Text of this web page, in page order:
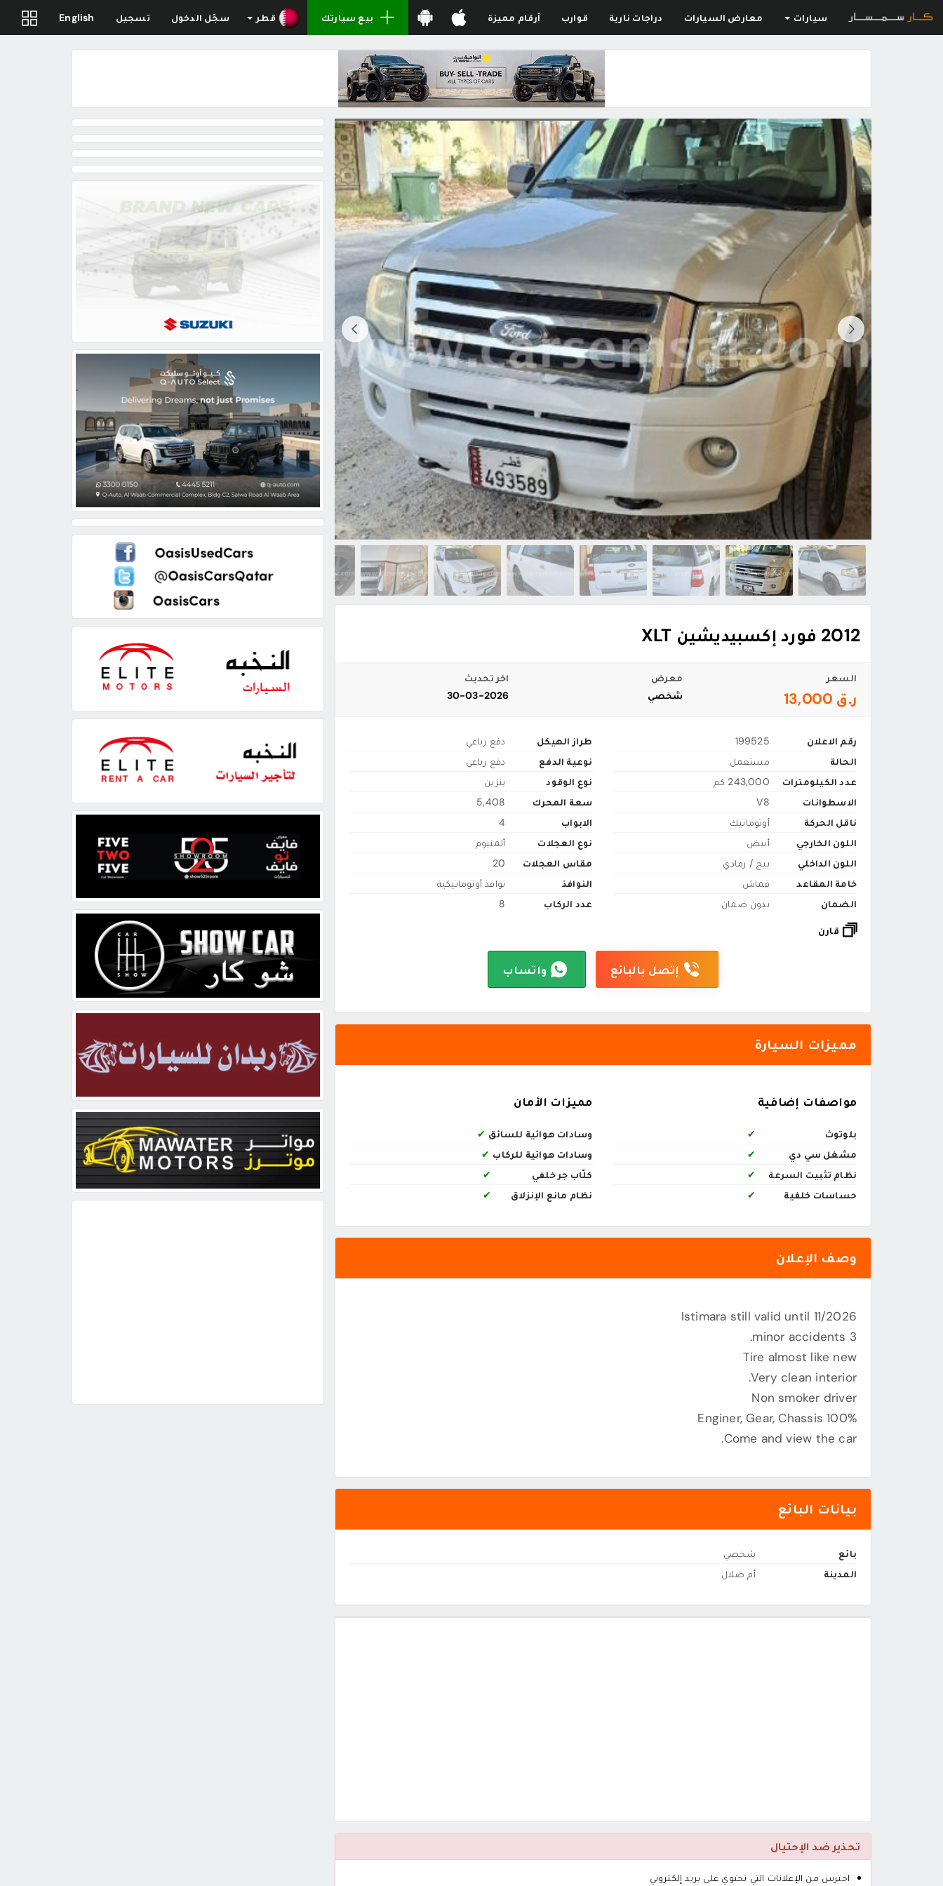
سيارات معارض السيارات دراجات نارية قوارب أرقام مميزة بيع سيارتك قطر سجّل الدخول تسجيل English
2012 فورد إكسبيديشين XLT
السعر
ر.ق 13,000
معرض
شخصي
اخر تحديث
30-03-2026
رقم الاعلان
199525
الحالة
مستعمل
عدد الكيلومترات
243,000 كم
الاسطوانات
V8
ناقل الحركة
أوتوماتيك
اللون الخارجي
أبيض
اللون الداخلي
بيج / رمادي
خامة المقاعد
قماش
الضمان
بدون ضمان
طراز الهيكل
دفع رباعي
نوعية الدفع
دفع رباعي
نوع الوقود
بنزين
سعة المحرك
5,408
الابواب
4
نوع العجلات
ألمنيوم
مقاس العجلات
20
النوافذ
نوافذ أوتوماتيكية
عدد الركاب
8
قارن
إتصل بالبائع واتساب
مميزات السيارة
مواصفات إضافية
بلوتوث
✔
مشغل سي دي
✔
نظام تثبيت السرعة
✔
حساسات خلفية
✔
مميزات الأمان
وسادات هوائية للسائق ✔
وسادات هوائية للركاب ✔
كلّاب جر خلفي
✔
نظام مانع الإنزلاق
✔
وصف الإعلان
Istimara still valid until 11/2026
3 minor accidents.
Tire almost like new
Very clean interior.
Non smoker driver
Enginer, Gear, Chassis 100%
Come and view the car.
بيانات البائع
بائع
شخصي
المدينة
أم صلال
تحذير ضد الإحتيال
احترس من الإعلانات التي تحتوي على بريد إلكتروني